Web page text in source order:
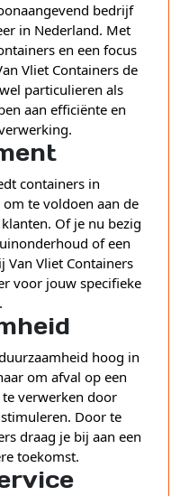
bedrijf
in Nederland. Met
en een focus
Vliet Containers de
particulieren als
aan efficiënte en
containers in
te voldoen aan de
Of je nu bezig
of een
Vliet Containers
voor jouw specifieke
hoog in
om afval op een
verwerken door
Door te
draag je bij aan een
toekomst.